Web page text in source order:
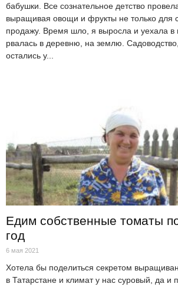
бабушки. Все сознательное детство
выращивая овощи и фрукты не только для
продажу. Время шло, я выросла и уехала в
рвалась в деревню, на землю.
остались у...
Едим собственные томаты
год
6 мая 2021
Хотела бы поделиться секретом
в Татарстане и климат у нас суровый, да и